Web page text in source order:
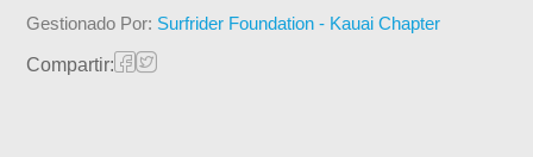
Gestionado Por: Surfrider Foundation - Kauai Chapter
Compartir: